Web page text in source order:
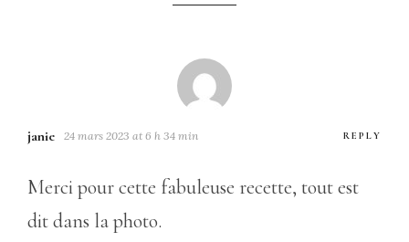
janie 24 mars 2023 at 6 h 34 min REPLY
Merci pour cette fabuleuse recette, tout est
dit dans la photo.